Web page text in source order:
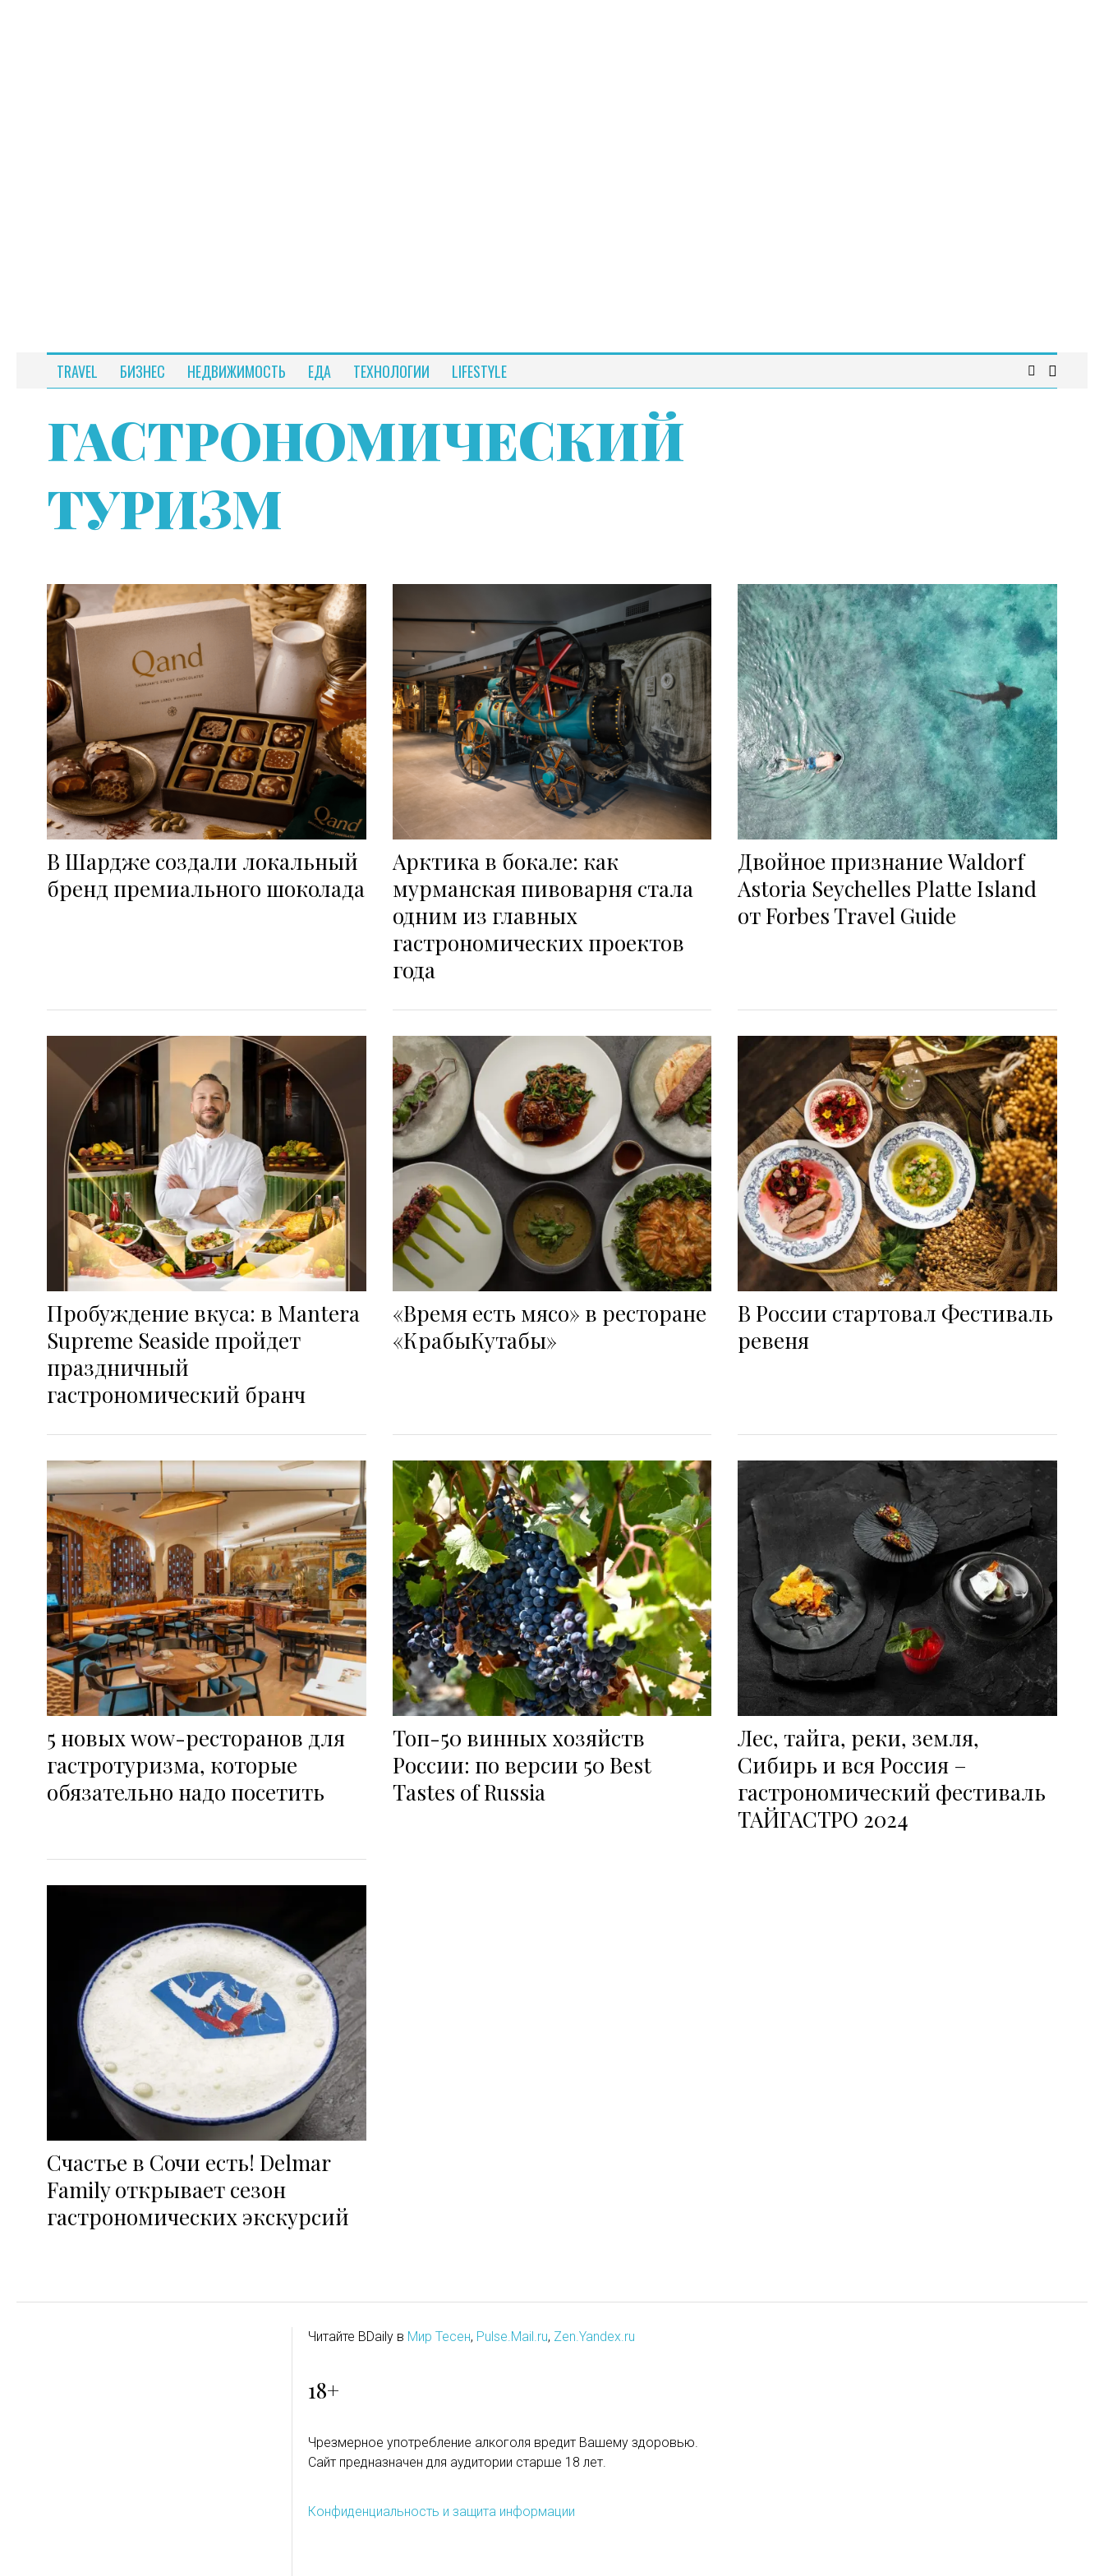
TRAVEL БИЗНЕС НЕДВИЖИМОСТЬ ЕДА ТЕХНОЛОГИИ LIFESTYLE
ГАСТРОНОМИЧЕСКИЙ
ТУРИЗМ
В Шардже создали локальный
бренд премиального шоколада
Арктика в бокале: как
мурманская пивоварня стала
одним из главных
гастрономических проектов
года
Двойное признание Waldorf
Astoria Seychelles Platte Island
от Forbes Travel Guide
Пробуждение вкуса: в Mantera
Supreme Seaside пройдет
праздничный
гастрономический бранч
«Время есть мясо» в ресторане
«КрабыКутабы»
В России стартовал Фестиваль
ревеня
5 новых wow-ресторанов для
гастротуризма, которые
обязательно надо посетить
Топ-50 винных хозяйств
России: по версии 50 Best
Tastes of Russia
Лес, тайга, реки, земля,
Сибирь и вся Россия –
гастрономический фестиваль
ТАЙГАСТРО 2024
Счастье в Сочи есть! Delmar
Family открывает сезон
гастрономических экскурсий
Читайте BDaily в Мир Тесен, Pulse.Mail.ru, Zen.Yandex.ru
18+
Чрезмерное употребление алкоголя вредит Вашему здоровью.
Сайт предназначен для аудитории старше 18 лет.
Конфиденциальность и защита информации